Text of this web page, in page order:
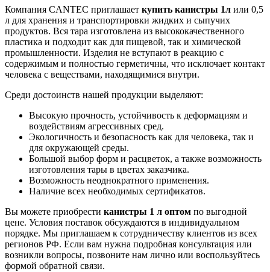
Компания CANTEC приглашает купить канистры 1л или 0,5
л для хранения и транспортировки жидких и сыпучих
продуктов. Вся тара изготовлена из высококачественного
пластика и подходит как для пищевой, так и химической
промышленности. Изделия не вступают в реакцию с
содержимым и полностью герметичны, что исключает контакт
человека с веществами, находящимися внутри.
Среди достоинств нашей продукции выделяют:
Высокую прочность, устойчивость к деформациям и
воздействиям агрессивных сред.
Экологичность и безопасность как для человека, так и
для окружающей среды.
Большой выбор форм и расцветок, а также возможность
изготовления тары в цветах заказчика.
Возможность неоднократного применения.
Наличие всех необходимых сертификатов.
Вы можете приобрести канистры 1 л оптом по выгодной
цене. Условия поставок обсуждаются в индивидуальном
порядке. Мы приглашаем к сотрудничеству клиентов из всех
регионов РФ. Если вам нужна подробная консультация или
возникли вопросы, позвоните нам лично или воспользуйтесь
формой обратной связи.